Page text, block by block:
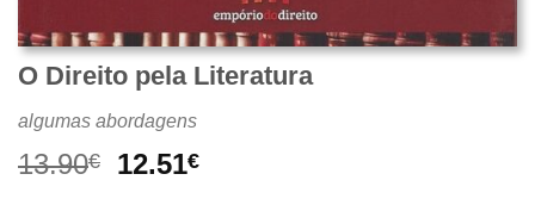
O Direito pela Literatura
algumas abordagens
13.90€
O
12.51€O